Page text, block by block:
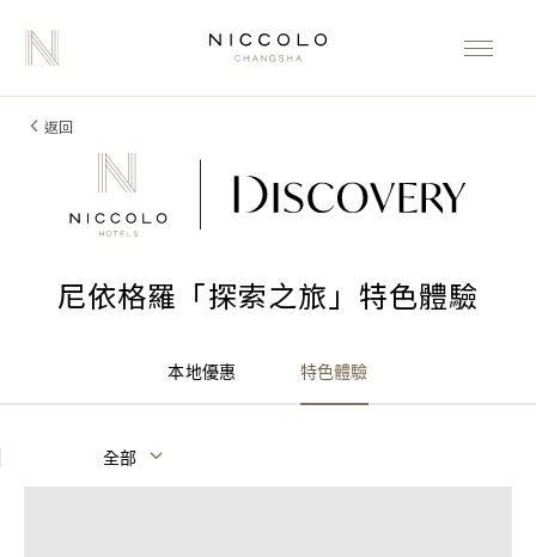
返回
尼依格羅「探索之旅」特色體驗
本地優惠 特色體驗
全部